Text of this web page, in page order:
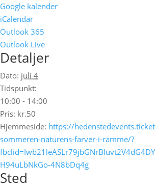
Google kalender
iCalendar
Outlook 365
Outlook Live
Detaljer
Dato: juli 4
Tidspunkt:
10:00 - 14:00
Pris: kr.50
Hjemmeside: https://
sommeren-naturens-farver-i-ramme/?
H94uLbNkGo-4N8bDq4g
Sted